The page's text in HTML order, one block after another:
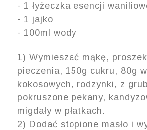
- 1 łyżeczka esencji
- 1 jajko
- 100ml wody
1) Wymieszać mąkę,
pieczenia, 150g cukru, 80g
kokosowych , rodzynki, z
pokruszone pekany, ka
migdały w płatkach.
2) Dodać stopione masło i